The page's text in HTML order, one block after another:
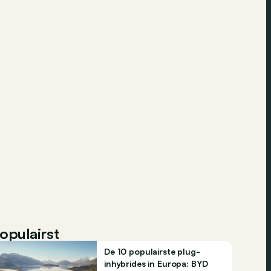
De 10 populairste plug-
inhybrides in Europa: BYD